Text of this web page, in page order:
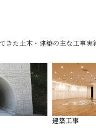
きた土木・建築の主な工事実
建築工事